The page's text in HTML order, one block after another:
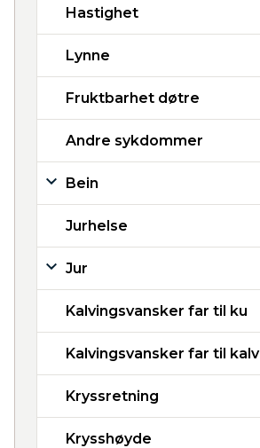
Hastighet
Lynne
Fruktbarhet døtre
Andre sykdommer
Bein
Jurhelse
Jur
Kalvingsvansker far til ku
Kalvingsvansker far til kalv
Kryssretning
Krysshøyde